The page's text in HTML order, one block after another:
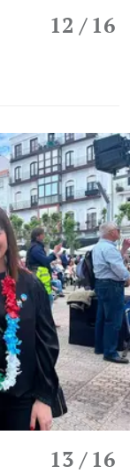
12 / 16
13 / 16